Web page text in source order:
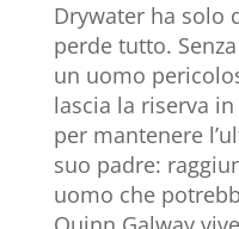
Drywater ha solo
perde tutto.
un uomo
lascia la riserva
per mantenere
suo padre:
uomo che